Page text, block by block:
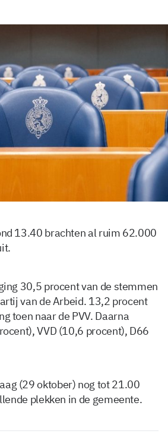
13.40 brachten al ruim 62.000
30,5 procent van de stemmen
van de Arbeid. 13,2 procent
toen naar de PVV. Daarna
VVD (10,6 procent), D66
(29 oktober) nog tot 21.00
plekken in de gemeente.